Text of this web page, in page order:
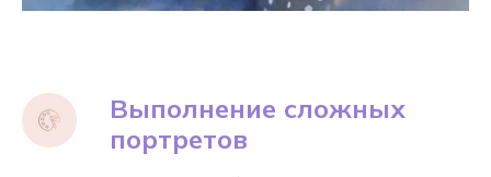
Выполнение сложных
портретов